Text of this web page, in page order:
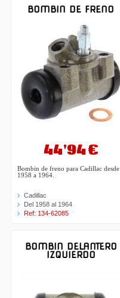
BOMBIN DE FRENO
44'94 €
Bombin de freno para Cadillac desde
1958 a 1964.
Cadillac
Del 1958 al 1964
Ref: 134-62085
BOMBIN DELANTERO
IZQUIERDO